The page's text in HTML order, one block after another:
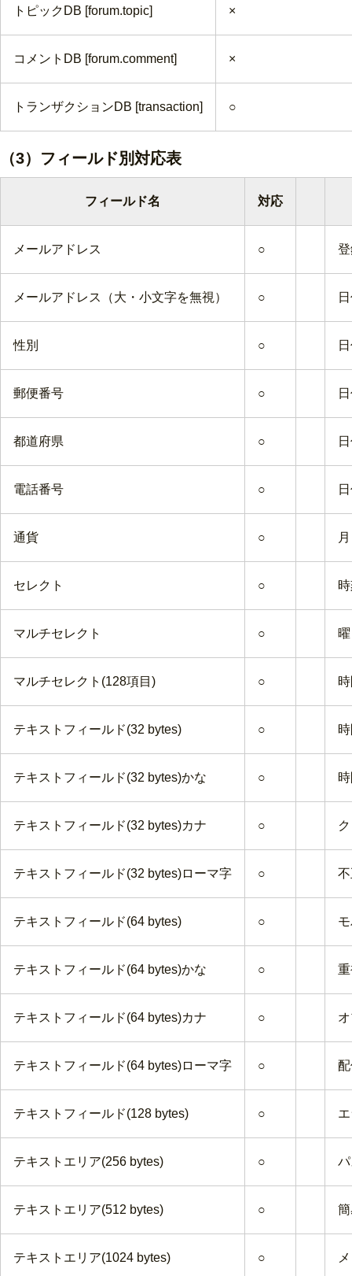
トピックDB [forum.topic] ×
コメントDB [forum.comment] ×
トランザクションDB [transaction] ○
（3）フィールド別対応表
フィールド名 対応
メールアドレス ○
メールアドレス（大・小文字を無視） ○
性別 ○
郵便番号 ○
都道府県 ○
電話番号 ○
通貨 ○
セレクト ○
マルチセレクト ○
マルチセレクト(128項目) ○
テキストフィールド(32 bytes) ○
テキストフィールド(32 bytes)かな ○
テキストフィールド(32 bytes)カナ ○
テキストフィールド(32 bytes)ローマ字 ○
テキストフィールド(64 bytes) ○
テキストフィールド(64 bytes)かな ○
テキストフィールド(64 bytes)カナ ○
テキストフィールド(64 bytes)ローマ字 ○
テキストフィールド(128 bytes) ○
テキストエリア(256 bytes) ○
テキストエリア(512 bytes) ○
テキストエリア(1024 bytes) ○